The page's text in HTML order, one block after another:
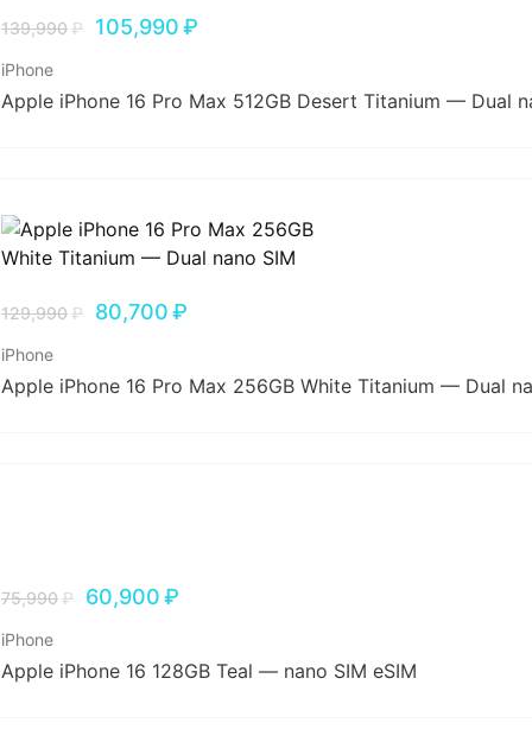
139,990₽ 105,990₽
iPhone
Apple iPhone 16 Pro Max 512GB Desert Titanium — Dual
129,990₽ 80,700₽
iPhone
Apple iPhone 16 Pro Max 256GB White Titanium — Dual
75,990₽ 60,900₽
iPhone
Apple iPhone 16 128GB Teal — nano SIM eSIM